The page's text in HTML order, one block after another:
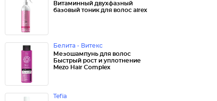
Витаминный двухфазный
базовый тоник для волос airex
Белита - Витекс
Мезошампунь для волос
Быстрый рост и уплотнение
Mezo Hair Complex
Tefia